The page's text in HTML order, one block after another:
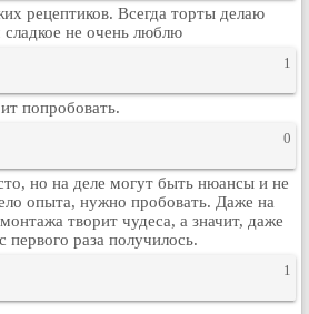
рецептиков. Всегда торты делаю
не очень люблю
1
попробовать.
0
но на деле могут быть нюансы и не
опыта, нужно пробовать. Даже на
творит чудеса, а значит, даже
первого раза получилось.
1